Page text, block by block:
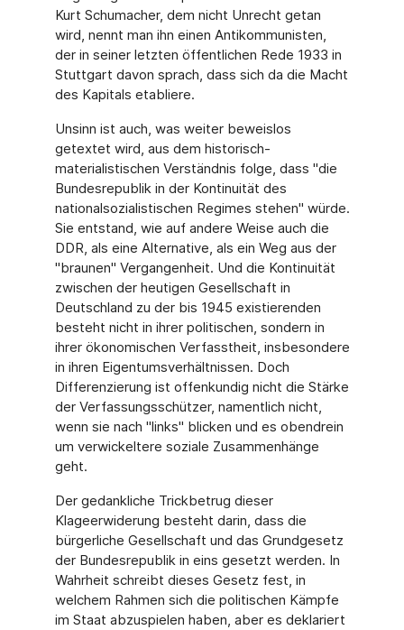
Kurt Schumacher, dem nicht Unrecht getan
wird, nennt man ihn einen Antikommunisten,
der in seiner letzten öffentlichen Rede 1933 in
Stuttgart davon sprach, dass sich da die Macht
des Kapitals etabliere.
Unsinn ist auch, was weiter beweislos
getextet wird, aus dem historisch-
materialistischen Verständnis folge, dass "die
Bundesrepublik in der Kontinuität des
nationalsozialistischen Regimes stehen" würde.
Sie entstand, wie auf andere Weise auch die
DDR, als eine Alternative, als ein Weg aus der
"braunen" Vergangenheit. Und die Kontinuität
zwischen der heutigen Gesellschaft in
Deutschland zu der bis 1945 existierenden
besteht nicht in ihrer politischen, sondern in
ihrer ökonomischen Verfasstheit, insbesondere
in ihren Eigentumsverhältnissen. Doch
Differenzierung ist offenkundig nicht die Stärke
der Verfassungsschützer, namentlich nicht,
wenn sie nach "links" blicken und es obendrein
um verwickeltere soziale Zusammenhänge
geht.
Der gedankliche Trickbetrug dieser
Klageerwiderung besteht darin, dass die
bürgerliche Gesellschaft und das Grundgesetz
der Bundesrepublik in eins gesetzt werden. In
Wahrheit schreibt dieses Gesetz fest, in
welchem Rahmen sich die politischen Kämpfe
im Staat abzuspielen haben, aber es deklariert